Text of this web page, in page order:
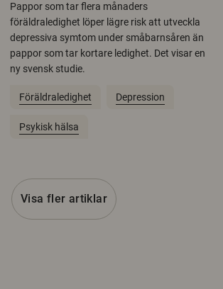
Pappor som tar flera månaders
föräldraledighet löper lägre risk att utveckla
depressiva symtom under småbarnsåren än
pappor som tar kortare ledighet. Det visar en
ny svensk studie.
Föräldraledighet Depression
Psykisk hälsa
Visa fler artiklar